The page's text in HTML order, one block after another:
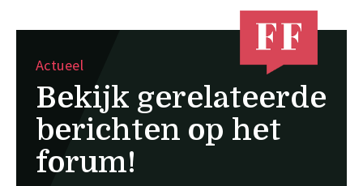
Actueel
Bekijk gerelateerde
berichten op het
forum!